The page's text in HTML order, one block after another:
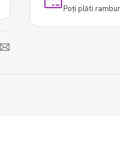
Poți plăti